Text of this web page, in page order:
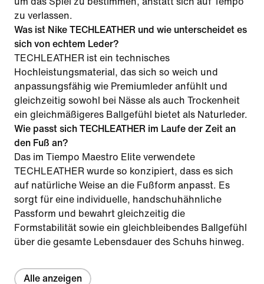
zu verlassen.
Was ist Nike TECHLEATHER und wie unterscheidet es
sich von echtem Leder?
TECHLEATHER ist ein technisches
Hochleistungsmaterial, das sich so weich und
anpassungsfähig wie Premiumleder anfühlt und
gleichzeitig sowohl bei Nässe als auch Trockenheit
ein gleichmäßigeres Ballgefühl bietet als Naturleder.
Wie passt sich TECHLEATHER im Laufe der Zeit an
den Fuß an?
Das im Tiempo Maestro Elite verwendete
TECHLEATHER wurde so konzipiert, dass es sich
auf natürliche Weise an die Fußform anpasst. Es
sorgt für eine individuelle, handschuhähnliche
Passform und bewahrt gleichzeitig die
Formstabilität sowie ein gleichbleibendes Ballgefühl
über die gesamte Lebensdauer des Schuhs hinweg.
Alle anzeigen